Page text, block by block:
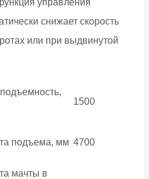
снижает скорость
или при выдвинутой
1500
подъема, мм 4700
мачты в